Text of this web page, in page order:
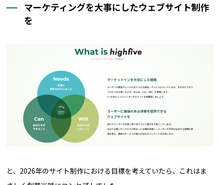
マーケティングを大事にしたウェブサイト制作
を
と、2026年のサイト制作における目標を考えていたら、これはま